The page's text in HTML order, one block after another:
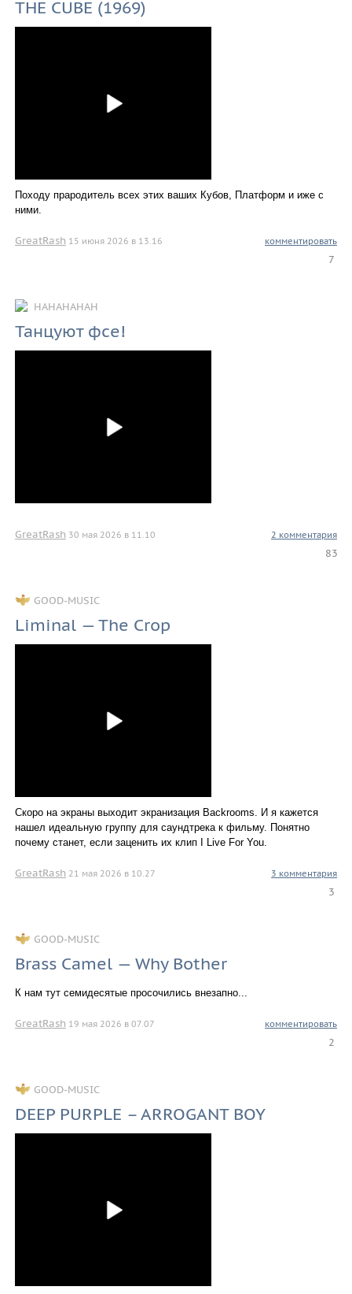
THE CUBE (1969)
Походу прародитель всех этих ваших Кубов, Платформ и иже с
ними.
GreatRash 15 июня 2026 в 13.16 комментировать
7
HAHAHAHAH
Танцуют фсе!
GreatRash 30 мая 2026 в 11.10 2 комментария
83
GOOD-MUSIC
Liminal — The Crop
Скоро на экраны выходит экранизация Backrooms. И я кажется
нашел идеальную группу для саундтрека к фильму. Понятно
почему станет, если заценить их клип I Live For You.
GreatRash 21 мая 2026 в 10.27 3 комментария
3
GOOD-MUSIC
Brass Camel — Why Bother
К нам тут семидесятые просочились внезапно...
GreatRash 19 мая 2026 в 07.07 комментировать
2
GOOD-MUSIC
DEEP PURPLE – ARROGANT BOY